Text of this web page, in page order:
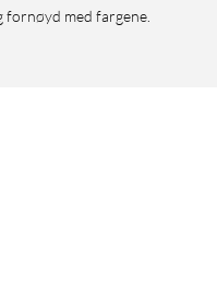
fornøyd med fargene.